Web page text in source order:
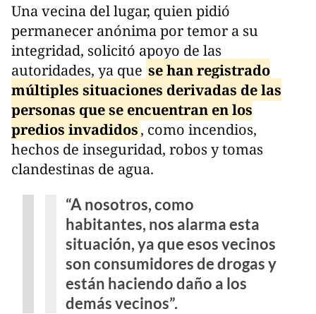
Una vecina del lugar, quien pidió
permanecer anónima por temor a su
integridad, solicitó apoyo de las
autoridades, ya que se han registrado
múltiples situaciones derivadas de las
personas que se encuentran en los
predios invadidos, como incendios,
hechos de inseguridad, robos y tomas
clandestinas de agua.
“A nosotros, como
habitantes, nos alarma esta
situación, ya que esos vecinos
son consumidores de drogas y
están haciendo daño a los
demás vecinos”.